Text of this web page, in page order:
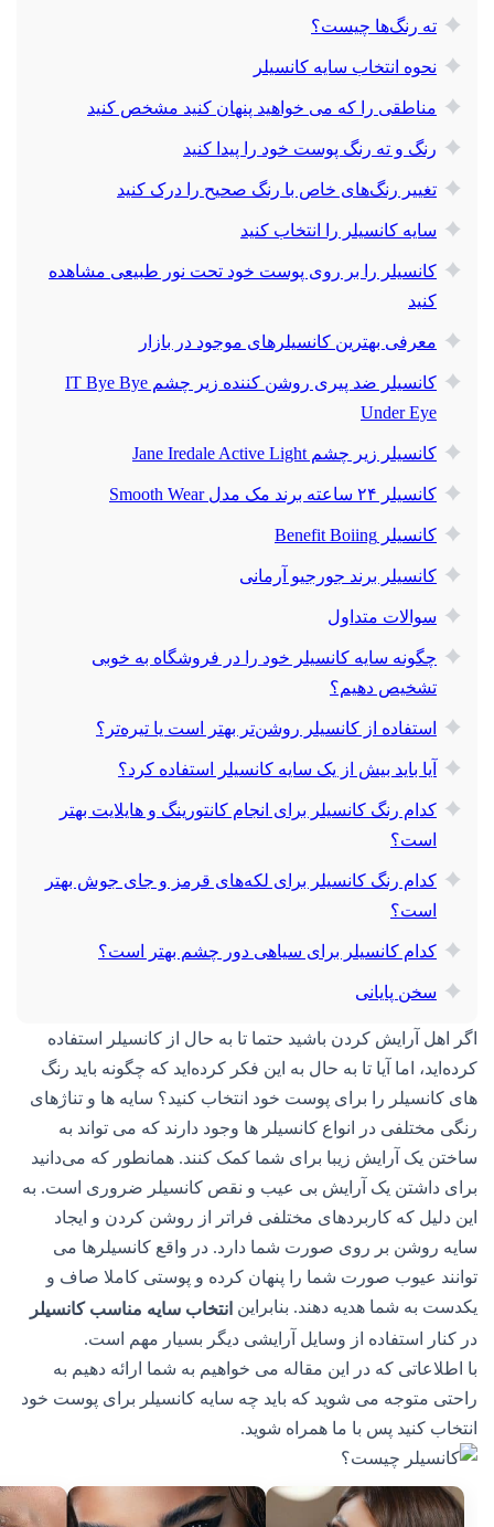
ته رنگ‌ها چیست؟
نحوه انتخاب سایه کانسیلر
مناطقی را که می خواهید پنهان کنید مشخص کنید
رنگ و ته رنگ پوست خود را پیدا کنید
تغییر رنگ‌های خاص با رنگ صحیح را درک کنید
سایه کانسیلر را انتخاب کنید
کانسیلر را بر روی پوست خود تحت نور طبیعی مشاهده
کنید
معرفی بهترین کانسیلرهای موجود در بازار
کانسیلر ضد پیری روشن کننده زیر چشم IT Bye Bye
Under Eye
کانسیلر زیر چشم Jane Iredale Active Light
کانسیلر ۲۴ ساعته برند مک مدل Smooth Wear
کانسیلر Benefit Boiing
کانسیلر برند جورجیو آرمانی
سوالات متداول
چگونه سایه کانسیلر خود را در فروشگاه به خوبی
تشخیص دهیم؟
استفاده از کانسیلر روشن‌تر بهتر است یا تیره‌تر؟
آیا باید بیش از یک سایه کانسیلر استفاده کرد؟
کدام رنگ کانسیلر برای انجام کانتورینگ و هایلایت بهتر
است؟
کدام رنگ کانسیلر برای لکه‌های قرمز و جای جوش بهتر
است؟
کدام کانسیلر برای سیاهی دور چشم بهتر است؟
سخن پایانی
اگر اهل آرایش کردن باشید حتما تا به حال از کانسیلر استفاده
کرده‌اید، اما آیا تا به حال به این فکر کرده‌اید که چگونه باید رنگ
های کانسیلر را برای پوست خود انتخاب کنید؟ سایه ها و تناژهای
رنگی مختلفی در انواع کانسیلر ها وجود دارند که می تواند به
ساختن یک آرایش زیبا برای شما کمک کنند. همانطور که می‌دانید
برای داشتن یک آرایش بی عیب و نقص کانسیلر ضروری است. به
این دلیل که کاربردهای مختلفی فراتر از روشن کردن و ایجاد
سایه روشن بر روی صورت شما دارد. در واقع کانسیلرها می
توانند ‏عیوب صورت شما را پنهان کرده و پوستی کاملا صاف و
یکدست به شما هدیه دهند. بنابراینانتخاب سایه مناسب کانسیلر
در کنار استفاده از وسایل آرایشی دیگر بسیار مهم است.
با اطلاعاتی که در این مقاله می خواهیم به شما ارائه دهیم به
راحتی متوجه می شوید که باید چه سایه کانسیلر برای پوست خود
انتخاب کنید پس با ما همراه شوید.